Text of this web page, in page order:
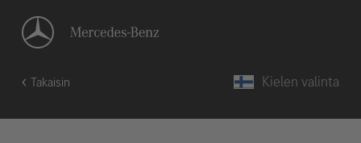
Takaisin Kielen valinta